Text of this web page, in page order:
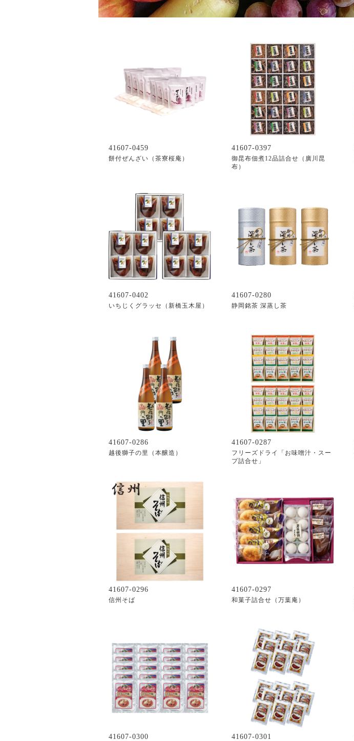
41607-0459
餅付ぜんざい（茶寮桜庵）
41607-0397
御昆布佃煮12品詰合せ（廣川昆
布）
41607-0402
いちじくグラッセ（新橋玉木屋）
41607-0280
静岡銘茶 深蒸し茶
41607-0286
越後獅子の里（本醸造）
41607-0287
フリーズドライ「お味噌汁・スー
プ詰合せ」
41607-0296
信州そば
41607-0297
和菓子詰合せ（万葉庵）
41607-0300 41607-0301